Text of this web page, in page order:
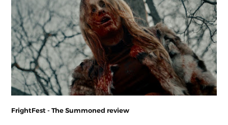
FrightFest - The Summoned review